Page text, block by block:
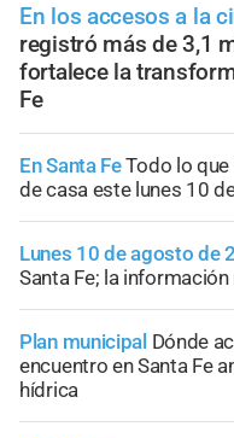
En los accesos a la
registró más de 3,1
fortalece la
Fe
En Santa FeTodo lo
de casa este lunes 10
Lunes 10 de agosto de
Santa Fe; la
Plan municipal Dónde
encuentro en Santa Fe
hídrica